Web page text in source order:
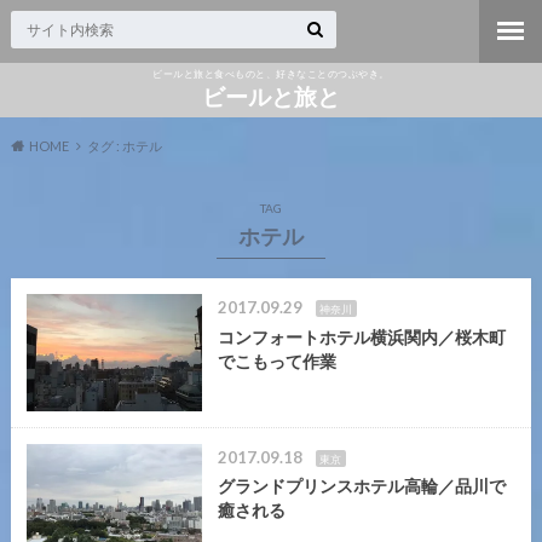
ビールと旅と食べものと、好きなことのつぶやき。
ビールと旅と
HOME タグ : ホテル
TAG
ホテル
2017.09.29 神奈川
コンフォートホテル横浜関内／桜木町
でこもって作業
2017.09.18 東京
グランドプリンスホテル高輪／品川で
癒される